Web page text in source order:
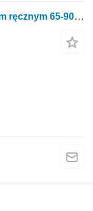
Bomet P570/1 Pielnik z prowadzeniem ręcznym 65-90cm Nembus